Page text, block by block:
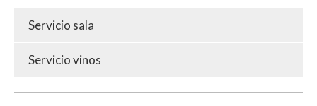
Servicio sala
Servicio vinos